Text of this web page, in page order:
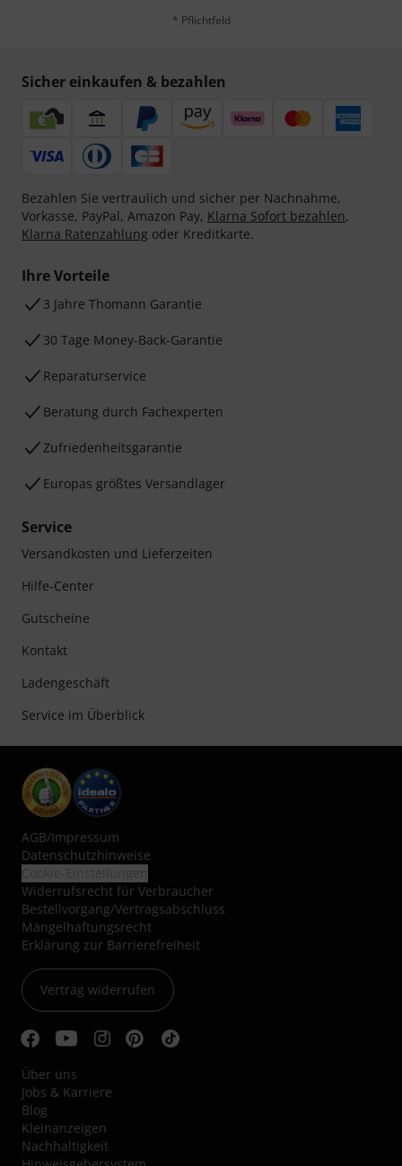
* Pflichtfeld
Sicher einkaufen & bezahlen
Bezahlen Sie vertraulich und sicher per Nachnahme,
Vorkasse, PayPal, Amazon Pay, Klarna Sofort bezahlen,
Klarna Ratenzahlung oder Kreditkarte.
Ihre Vorteile
3 Jahre Thomann Garantie
30 Tage Money-Back-Garantie
Reparaturservice
Beratung durch Fachexperten
Zufriedenheitsgarantie
Europas größtes Versandlager
Service
Versandkosten und Lieferzeiten
Hilfe-Center
Gutscheine
Kontakt
Ladengeschäft
Service im Überblick
AGB/Impressum
Datenschutzhinweise
Widerrufsrecht für Verbraucher
Bestellvorgang/Vertragsabschluss
Mängelhaftungsrecht
Erklärung zur Barrierefreiheit
Vertrag widerrufen
Über uns
Jobs & Karriere
Blog
Kleinanzeigen
Nachhaltigkeit